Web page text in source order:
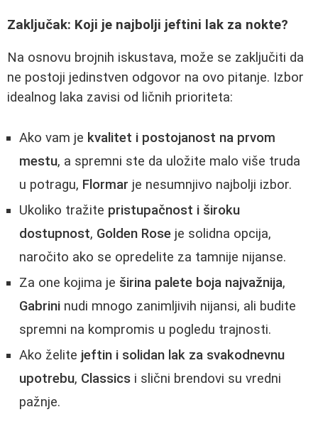
Zaključak: Koji je najbolji jeftini lak za nokte?
Na osnovu brojnih iskustava, može se zaključiti da
ne postoji jedinstven odgovor na ovo pitanje. Izbor
idealnog laka zavisi od ličnih prioriteta:
Ako vam je kvalitet i postojanost na prvom
mestu, a spremni ste da uložite malo više truda
u potragu, Flormar je nesumnjivo najbolji izbor.
Ukoliko tražite pristupačnost i široku
dostupnost, Golden Rose je solidna opcija,
naročito ako se opredelite za tamnije nijanse.
Za one kojima je širina palete boja najvažnija,
Gabrini nudi mnogo zanimljivih nijansi, ali budite
spremni na kompromis u pogledu trajnosti.
Ako želite jeftin i solidan lak za svakodnevnu
upotrebu, Classics i slični brendovi su vredni
pažnje.